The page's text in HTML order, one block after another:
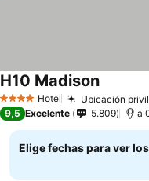
4 EstrellasHotel Ubicación
H10 MadisonVer
9,5 Excelente 5.809 a
Elige fechas para ver